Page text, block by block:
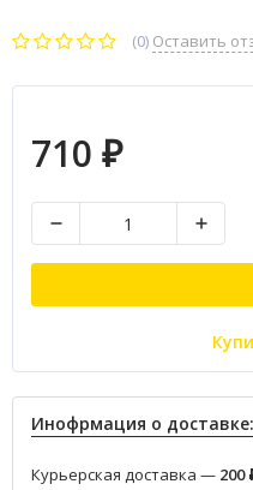
(0) Оставить
710 ₽
Инофрмация о доставке:
Курьерская доставка — 200